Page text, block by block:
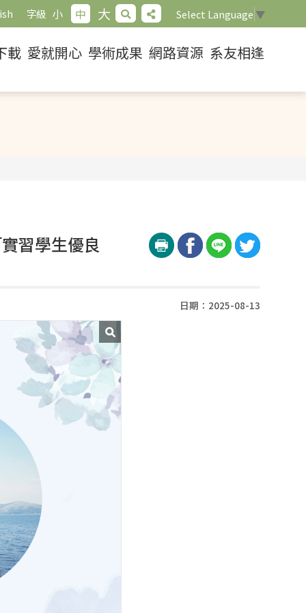
字級 小 中 大 Select Language ▼
載 愛就開心 學術成果 網路資源 系友相逢
習學生優良
日期：2025-08-13